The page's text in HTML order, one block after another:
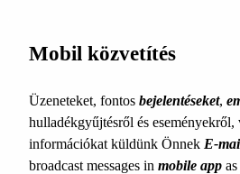
Mobil közvetítés
Üzeneteket, fontos bejelentéseket,
hulladékgyűjtésről és
információkat küldünk Önnek E-
broadcast messages in mobile app